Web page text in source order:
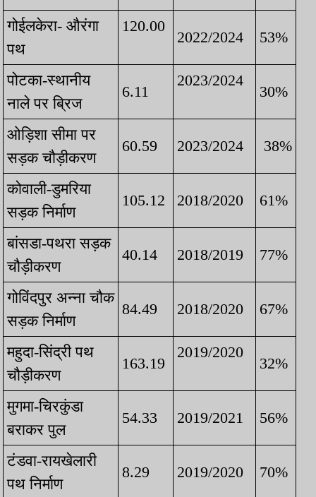
गोईलकेरा- औरंगा
पथ
120.00
2022/2024 53%
पोटका-स्थानीय
नाले पर ब्रिज
6.11
2023/2024
30%
ओड़िशा सीमा पर
सड़क चौड़ीकरण
60.59 2023/2024 38%
कोवाली-डुमरिया
सड़क निर्माण
105.12 2018/2020 61%
बांसडा-पथरा सड़क
चौड़ीकरण
40.14 2018/2019 77%
गोविंदपुर अन्ना चौक
सड़क निर्माण
84.49 2018/2020 67%
महुदा-सिंद्री पथ
चौड़ीकरण
163.19
2019/2020
32%
मुगमा-चिरकुंडा
बराकर पुल
54.33 2019/2021 56%
टंडवा-रायखेलारी
पथ निर्माण
8.29 2019/2020 70%